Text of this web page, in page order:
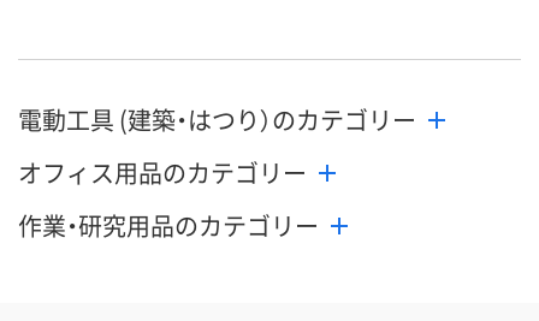
数量
カゴへ
数量
電動工具 (建築・はつり）のカテゴリー
オフィス用品のカテゴリー
作業・研究用品のカテゴリー